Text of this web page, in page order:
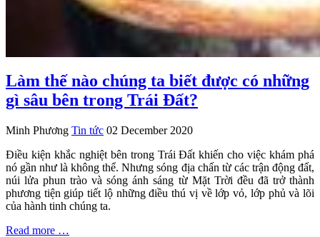
Làm thế nào chúng ta biết được có những
gì sâu bên trong Trái Đất?
Minh Phương Tin tức 02 December 2020
Điều kiện khắc nghiệt bên trong Trái Đất khiến cho việc khám phá
nó gần như là không thể. Nhưng sóng địa chấn từ các trận động đất,
núi lửa phun trào và sóng ánh sáng từ Mặt Trời đều đã trở thành
phương tiện giúp tiết lộ những điều thú vị về lớp vỏ, lớp phủ và lõi
của hành tinh chúng ta.
Read more …